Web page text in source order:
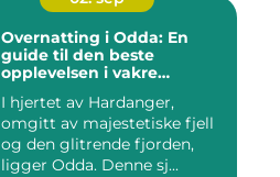
Overnatting i Odda: En
guide til den beste
opplevelsen i vakre
I hjertet av Hardanger,
omgitt av majestetiske fjell
og den glitrende fjorden,
ligger Odda. Denne sj...